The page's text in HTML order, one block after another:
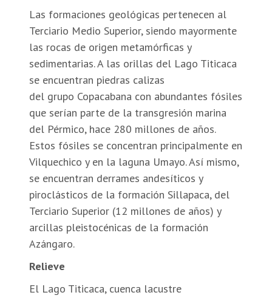
Las formaciones geológicas pertenecen al
Terciario Medio Superior, siendo mayormente
las rocas de origen metamórficas y
sedimentarias. A las orillas del Lago Titicaca
se encuentran piedras calizas
del grupo Copacabana con abundantes fósiles
que serían parte de la transgresión marina
del Pérmico, hace 280 millones de años.
Estos fósiles se concentran principalmente en
Vilquechico y en la laguna Umayo. Así mismo,
se encuentran derrames andesíticos y
piroclásticos de la formación Sillapaca, del
Terciario Superior (12 millones de años) y
arcillas pleistocénicas de la formación
Azángaro.
Relieve
El Lago Titicaca, cuenca lacustre